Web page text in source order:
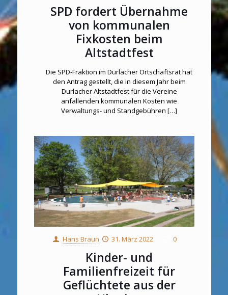
SPD fordert Übernahme
von kommunalen
Fixkosten beim
Altstadtfest
Die SPD-Fraktion im Durlacher Ortschaftsrat hat
den Antrag gestellt, die in diesem Jahr beim
Durlacher Altstadtfest für die Vereine
anfallenden kommunalen Kosten wie
Verwaltungs- und Standgebühren […]
Hans Braun 31. März 2022 0
Kinder- und
Familienfreizeit für
Geflüchtete aus der